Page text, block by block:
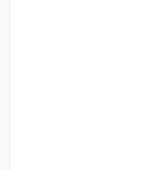
باشد